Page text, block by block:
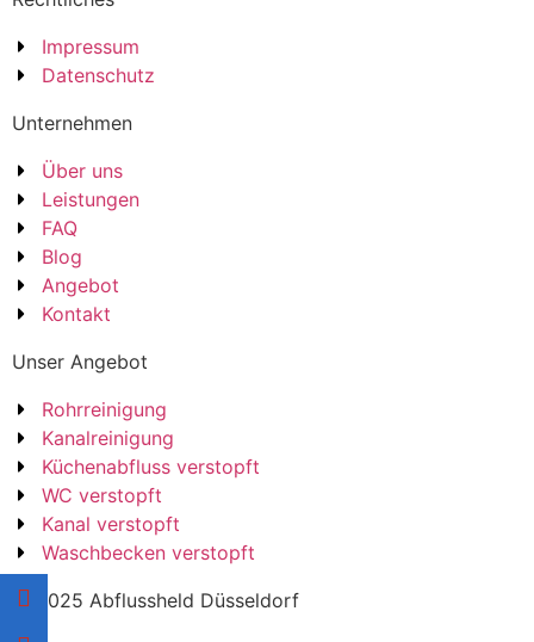
Impressum
Datenschutz
Unternehmen
Über uns
Leistungen
FAQ
Blog
Angebot
Kontakt
Unser Angebot
Rohrreinigung
Kanalreinigung
Küchenabfluss verstopft
WC verstopft
Kanal verstopft
Waschbecken verstopft
© 2025 Abflussheld Düsseldorf